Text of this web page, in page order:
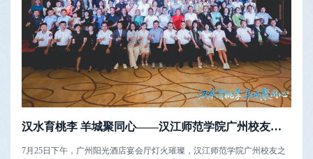
汉水育桃李 羊城聚同心——汉江师范学院广州校友之家正式成立
7月25日下午，广州阳光酒店宴会厅灯火璀璨，汉江师范学院广州校友之